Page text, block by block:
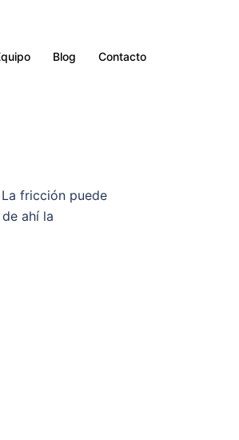
Blog Contacto
fricción puede
ahí la